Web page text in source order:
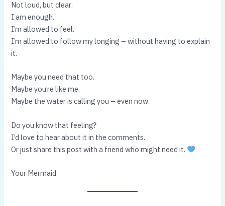
Not loud, but clear:
I am enough.
I’m allowed to feel.
I’m allowed to follow my longing – without having to explain
it.
Maybe you need that too.
Maybe you’re like me.
Maybe the water is calling you – even now.
Do you know that feeling?
I’d love to hear about it in the comments.
Or just share this post with a friend who might need it.
Your Mermaid